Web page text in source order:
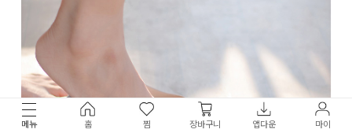
메뉴 홈 찜 장바구니 앱다운 마이